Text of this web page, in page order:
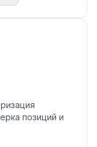
позиций и